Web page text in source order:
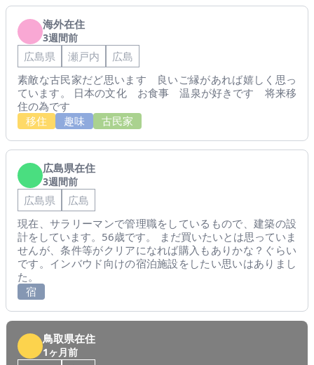
海外在住
3週間前
広島県 瀬戸内
広島
素敵な古民家だど思います 良いご縁があれば嬉しく思っ
ています。 日本の文化 お食事 温泉が好きです 将来移
住の為です
移住
趣味 古民家
広島県在住
3週間前
広島県
広島
現在、サラリーマンで管理職をしているもので、建築の設
計をしています。56歳です。 まだ買いたいとは思っていま
せんが、条件等がクリアになれば購入もありかな？ぐらい
です。インバウド向けの宿泊施設をしたい思いはありまし
た。
宿
鳥取県在住
1ヶ月前